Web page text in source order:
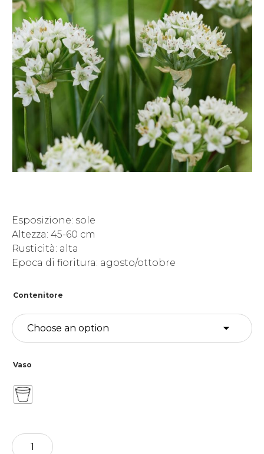
Esposizione: sole
Altezza: 45-60 cm
Rusticità: alta
Epoca di fioritura: agosto/ottobre
Contenitore
Vaso
Allium
-